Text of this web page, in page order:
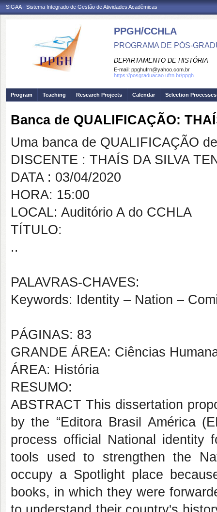
SIGAA - Sistema Integrado de Gestão de Atividades Acadêmicas
PPGH/CCHLA
PROGRAMA DE PÓS-
DEPARTAMENTO DE HISTÓRIA
E-mail: ppghufrn@yahoo.com.br
https://posgraduacao.ufrn.br/ppgh
Program Teaching Research Projects Calendar Selection Processes
Banca de QUALIFICAÇÃO:
Uma banca de QUALIFICAÇÃO
DISCENTE : THAÍS DA SILVA
DATA : 03/04/2020
HORA: 15:00
LOCAL: Auditório A do CCHLA
TÍTULO:
..
PALAVRAS-CHAVES:
Keywords: Identity – Nation –
PÁGINAS: 83
GRANDE ÁREA: Ciências
ÁREA: História
RESUMO:
ABSTRACT This dissertation
by the “Editora Brasil América
process official National identity
tools used to strengthen the
occupy a Spotlight place
books, in which they were